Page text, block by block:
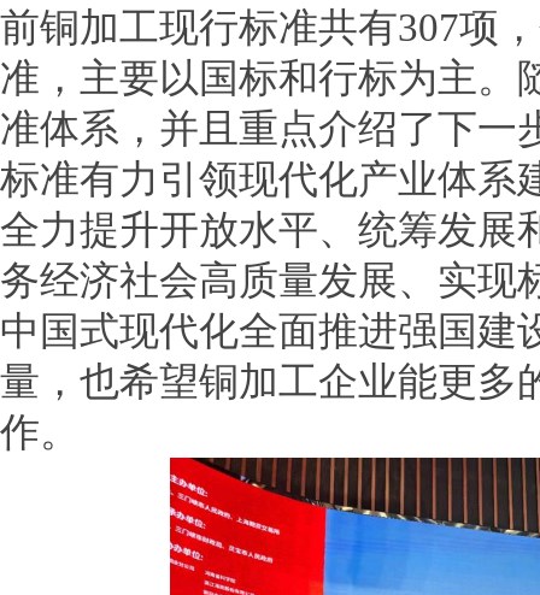
前铜加工现行标准共有307项
准，主要以国标和行标为主。
准体系，并且重点介绍了下一
标准有力引领现代化产业体系
全力提升开放水平、统筹发展
务经济社会高质量发展、实现
中国式现代化全面推进强国建
量，也希望铜加工企业能更多
作。